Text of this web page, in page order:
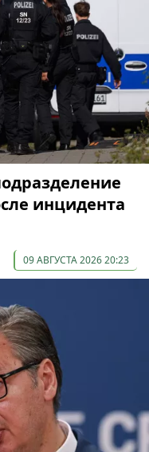
инцидента
09 АВГУСТА 2026 20:23